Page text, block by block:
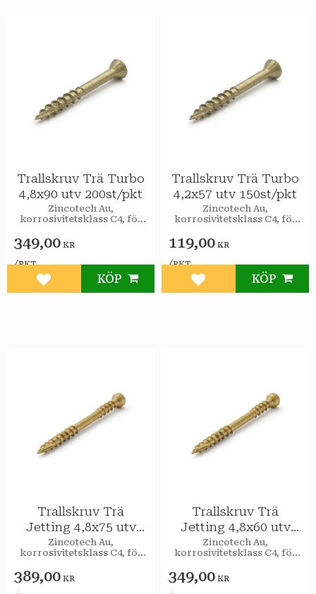
Trallskruv Trä Turbo
4,8x90 utv 200st/pkt
Zincotech Au,
korrosivitetsklass C4, för
349,00 KR
/PKT
Lägg till i favoriter
KÖP
Trallskruv Trä Turbo
4,2x57 utv 150st/pkt
Zincotech Au,
korrosivitetsklass C4, för
119,00 KR
/PKT
Lägg till i favoriter
KÖP
Trallskruv Trä
Jetting 4,8x75 utv
250st/pkt
Zincotech Au,
korrosivitetsklass C4, för
389,00 KR
Trallskruv Trä
Jetting 4,8x60 utv
350st/pkt
Zincotech Au,
korrosivitetsklass C4, för
349,00 KR